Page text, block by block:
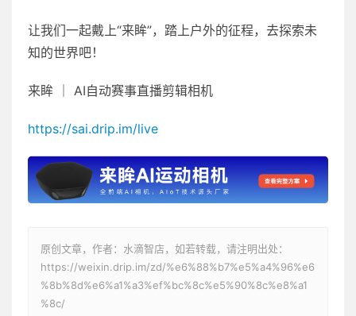
让我们一起戴上“来眸”，踏上户外的征程，去探索未
知的世界吧！
来眸 ｜ AI自动赛事直播剪辑相机
https://sai.drip.im/live
原创文章，作者：水滴智店，如若转载，请注明出处：
https://weixin.drip.im/zd/%e6%88%b7%e5%a4%96%e6
%8b%8d%e6%a1%a3%ef%bc%8c%e5%90%8c%e8%a1
%8c/